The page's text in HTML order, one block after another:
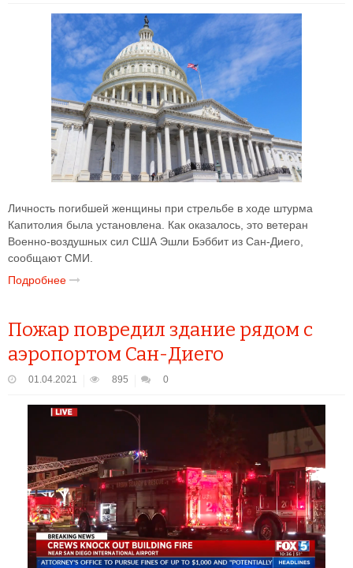
Личность погибшей женщины при стрельбе в ходе штурма
Капитолия была установлена. Как оказалось, это ветеран
Военно-воздушных сил США Эшли Бэббит из Сан-Диего,
сообщают СМИ.
Подробнее
Пожар повредил здание рядом с
аэропортом Сан-Диего
01.04.2021 895 0